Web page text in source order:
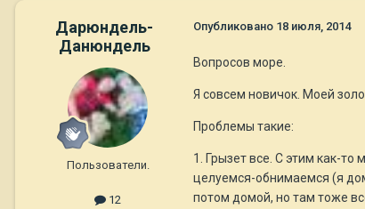
Дарюндель-
Данюндель
Пользователи.
12
Опубликовано 18 июля, 2014
Вопросов море.
Я совсем новичок. Моей
Проблемы такие:
1. Грызет все. С этим как-
целуемся-обнимаемся (я
потом домой, но там тоже